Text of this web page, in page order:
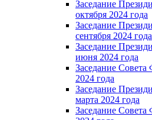
Заседание
октября 2024 года
Заседание
сентября 2024 года
Заседание
июня 2024 года
Заседание
2024 года
Заседание
марта 2024 года
Заседание